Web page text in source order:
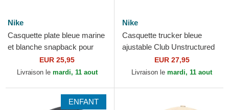
Nike
Casquette plate bleue marine
et blanche snapback pour
enfant Dri-Fit Pro Structured
Square Bill...
EUR 25,95
Livraison le mardi, 11 aout
Nike
Casquette trucker bleue
ajustable Club Unstructured
Los Angeles Dodgers MLB
Nike
EUR 27,95
Livraison le mardi, 11 aout
ENFANT